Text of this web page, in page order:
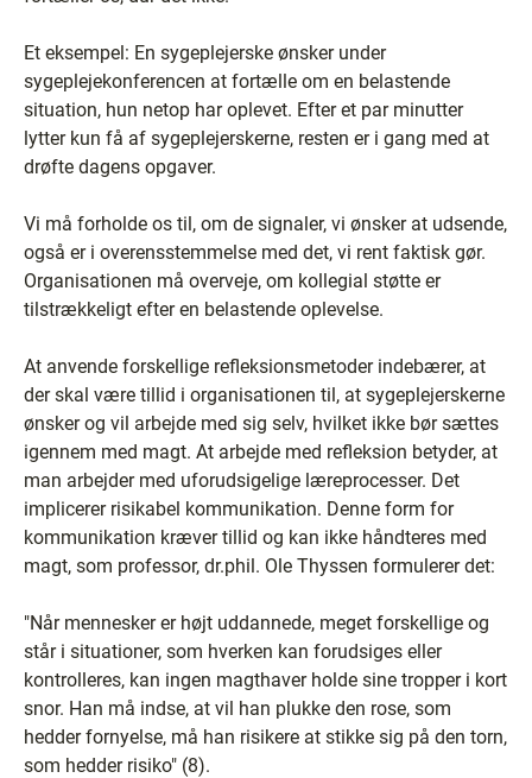
Et eksempel: En sygeplejerske ønsker under
sygeplejekonferencen at fortælle om en belastende
situation, hun netop har oplevet. Efter et par minutter
lytter kun få af sygeplejerskerne, resten er i gang med at
drøfte dagens opgaver.
Vi må forholde os til, om de signaler, vi ønsker at udsende,
også er i overensstemmelse med det, vi rent faktisk gør.
Organisationen må overveje, om kollegial støtte er
tilstrækkeligt efter en belastende oplevelse.
At anvende forskellige refleksionsmetoder indebærer, at
der skal være tillid i organisationen til, at sygeplejerskerne
ønsker og vil arbejde med sig selv, hvilket ikke bør sættes
igennem med magt. At arbejde med refleksion betyder, at
man arbejder med uforudsigelige læreprocesser. Det
implicerer risikabel kommunikation. Denne form for
kommunikation kræver tillid og kan ikke håndteres med
magt, som professor, dr.phil. Ole Thyssen formulerer det:
"Når mennesker er højt uddannede, meget forskellige og
står i situationer, som hverken kan forudsiges eller
kontrolleres, kan ingen magthaver holde sine tropper i kort
snor. Han må indse, at vil han plukke den rose, som
hedder fornyelse, må han risikere at stikke sig på den torn,
som hedder risiko" (8).